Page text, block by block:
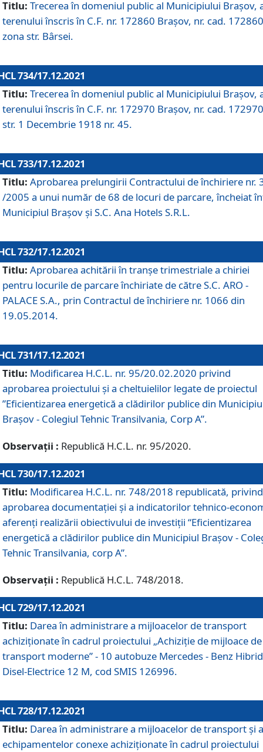
Titlu: Trecerea în domeniul public al Municipiului Braşov,
terenului înscris în C.F. nr. 172860 Brașov, nr. cad.
zona str. Bârsei.
734/17.12.2021
Titlu: Trecerea în domeniul public al Municipiului Braşov,
terenului înscris în C.F. nr. 172970 Brașov, nr. cad.
str. 1 Decembrie 1918 nr. 45.
733/17.12.2021
Titlu: Aprobarea prelungirii Contractului de închiriere nr.
/2005 a unui număr de 68 de locuri de parcare, încheiat
Municipiul Braşov şi S.C. Ana Hotels S.R.L.
732/17.12.2021
Titlu: Aprobarea achitării în tranșe trimestriale a chiriei
pentru locurile de parcare închiriate de către S.C. ARO -
PALACE S.A., prin Contractul de închiriere nr. 1066 din
19.05.2014.
731/17.12.2021
Titlu: Modificarea H.C.L. nr. 95/20.02.2020 privind
aprobarea proiectului și a cheltuielilor legate de proiectul
”Eficientizarea energetică a clădirilor publice din
Brașov - Colegiul Tehnic Transilvania, Corp A”.
Observații : Republică H.C.L. nr. 95/2020.
730/17.12.2021
Titlu: Modificarea H.C.L. nr. 748/2018 republicată, privind
aprobarea documentației și a indicatorilor tehnico-
aferenți realizării obiectivului de investiții “Eficientizarea
energetică a clădirilor publice din Municipiul Brașov -
Tehnic Transilvania, corp A”.
Observații : Republică H.C.L. 748/2018.
729/17.12.2021
Titlu: Darea în administrare a mijloacelor de transport
achiziționate în cadrul proiectului „Achiziţie de mijloace de
transport moderne” - 10 autobuze Mercedes - Benz Hibrid
Disel-Electrice 12 M, cod SMIS 126996.
728/17.12.2021
Titlu: Darea în administrare a mijloacelor de transport și a
echipamentelor conexe achiziționate în cadrul proiectului